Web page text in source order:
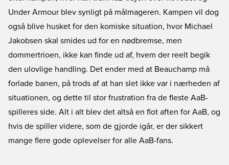
Under Armour blev synligt på målmageren. Kampen vil dog
også blive husket for den komiske situation, hvor Michael
Jakobsen skal smides ud for en nødbremse, men
dommertrioen, ikke kan finde ud af, hvem der reelt begik
den ulovlige handling. Det ender med at Beauchamp må
forlade banen, på trods af at han slet ikke var i nærheden af
situationen, og dette til stor frustration fra de fleste AaB-
spilleres side. Alt i alt blev det altså en flot aften for AaB, og
hvis de spiller videre, som de gjorde igår, er der sikkert
mange flere gode oplevelser for alle AaB-fans.